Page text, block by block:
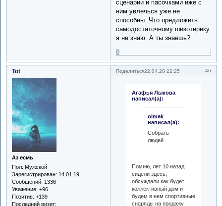
сценарии и пасочками иже с
ним увлечься уже не
способны. Что предложить
самодостаточному шизотерику
я не знаю. А ты знаешь?
0
Поделиться 46
22.04.20 22:25
Tot
Аз есмь
Пол: Мужской
Зарегистрирован: 14.01.19
Сообщений: 1336
Уважение: +96
Позитив: +139
Последний визит:
Агафья Лыкова
написал(а):
olmek
написал(а):
Собрать
людей
Помню, лет 10 назад
сидели здесь,
обсуждали как будет
коллективный дом и
будем в нем спортивные
снаряды на продажу